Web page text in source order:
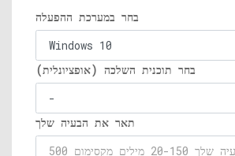
בחר במערכת ההפעלה
בחר תוכנית השלכה (אופציונלית)
תאר את הבעיה שלך